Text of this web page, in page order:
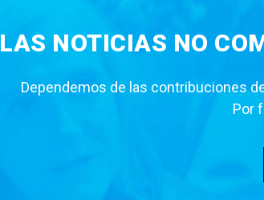
LAS NOTICIAS NO
Dependemos de las contribuciones
Por